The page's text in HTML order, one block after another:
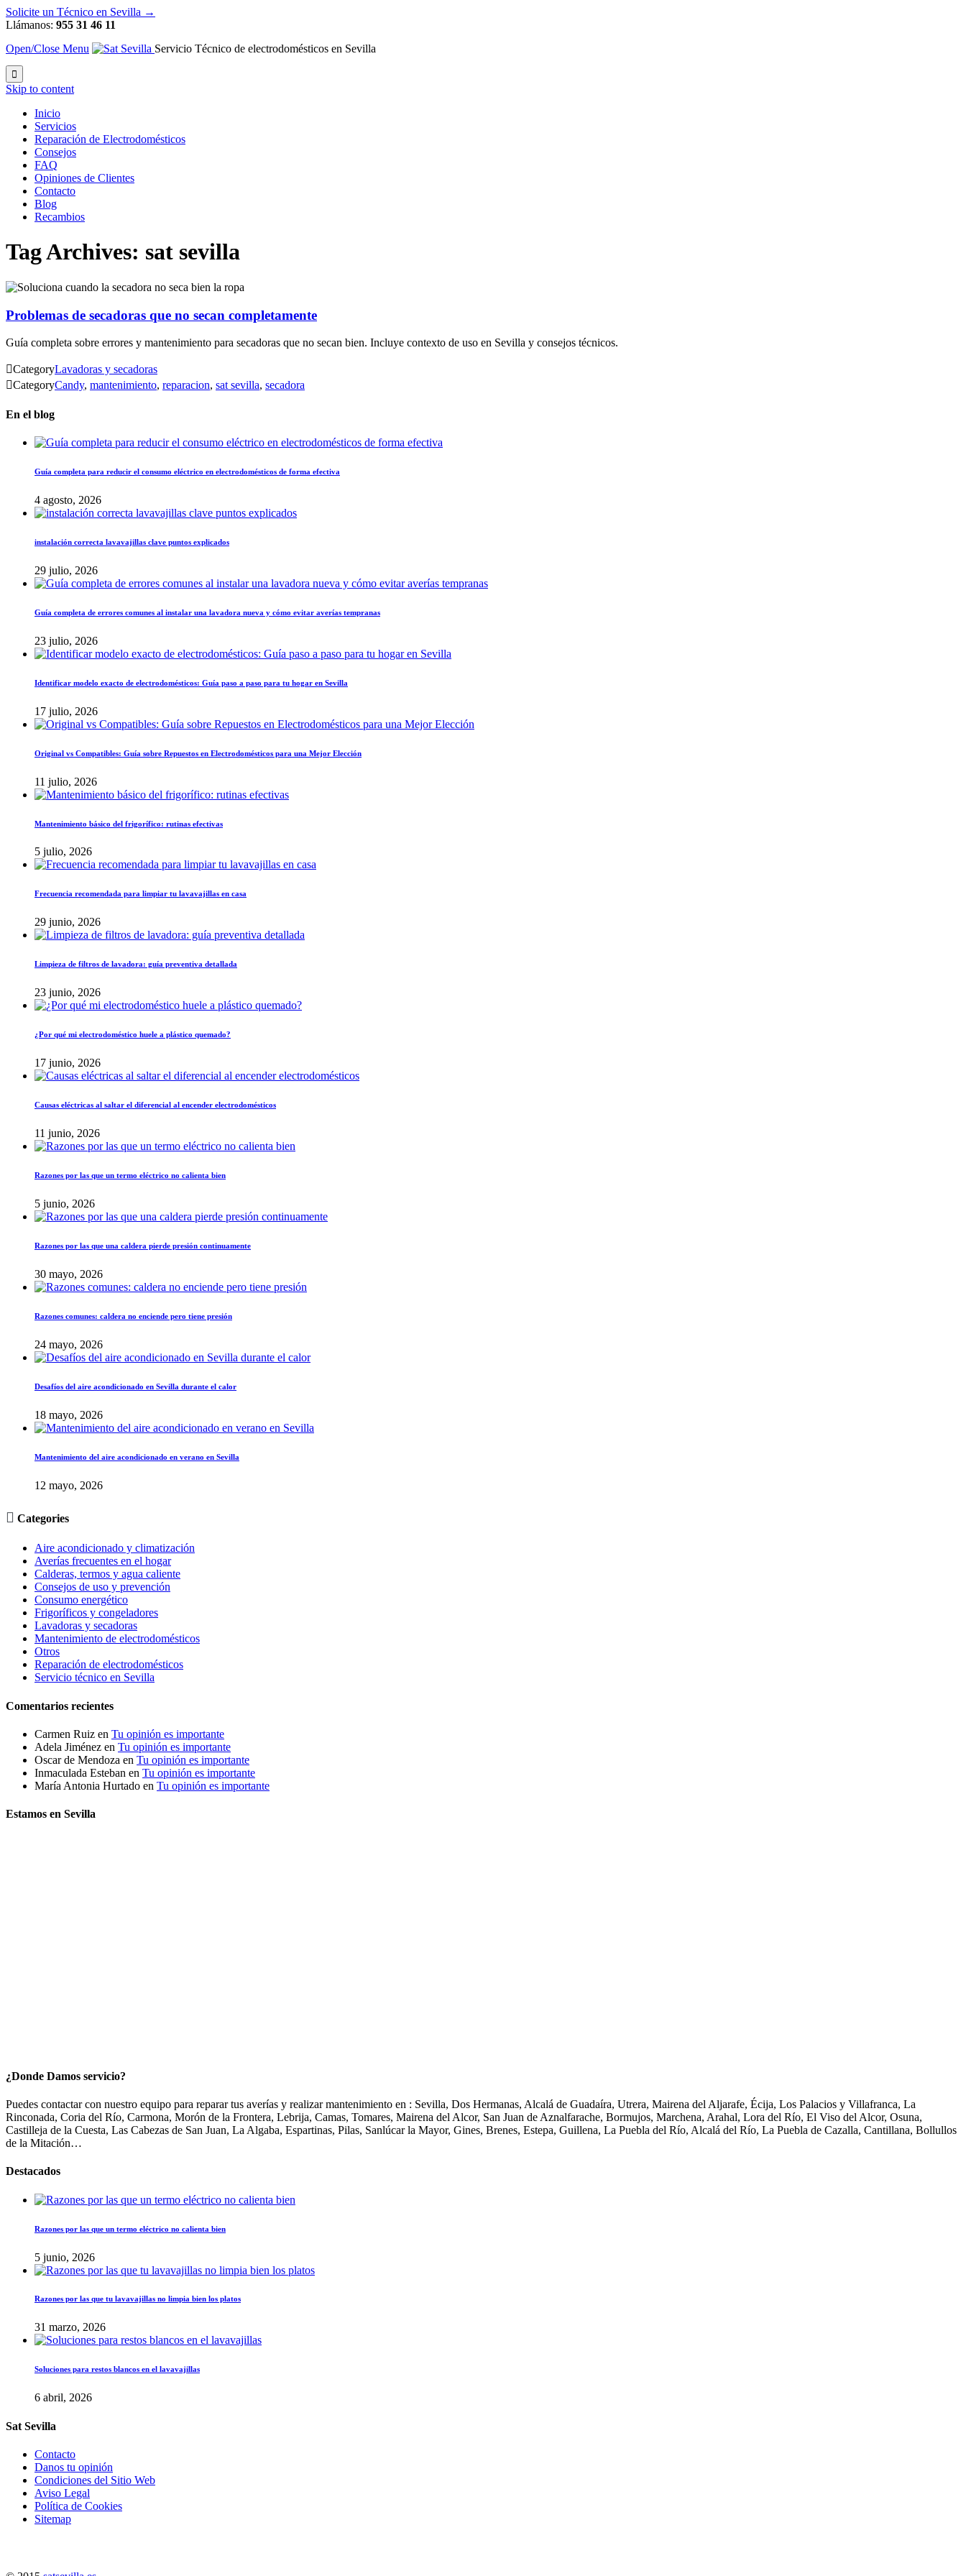
Solicite un Técnico en Sevilla →
Llámanos: 955 31 46 11
Open/Close Menu
Servicio Técnico de electrodomésticos en Sevilla

Skip to content
Inicio
Servicios
Reparación de Electrodomésticos
Consejos
FAQ
Opiniones de Clientes
Contacto
Blog
Recambios
Tag Archives: sat sevilla
Problemas de secadoras que no secan completamente
Guía completa sobre errores y mantenimiento para secadoras que no secan bien. Incluye contexto de uso en Sevilla y consejos técnicos.
CategoryLavadoras y secadoras
CategoryCandy, mantenimiento, reparacion, sat sevilla, secadora
En el blog
Guía completa para reducir el consumo eléctrico en electrodomésticos de forma efectiva
4 agosto, 2026
instalación correcta lavavajillas clave puntos explicados
29 julio, 2026
Guía completa de errores comunes al instalar una lavadora nueva y cómo evitar averías tempranas
23 julio, 2026
Identificar modelo exacto de electrodomésticos: Guía paso a paso para tu hogar en Sevilla
17 julio, 2026
Original vs Compatibles: Guía sobre Repuestos en Electrodomésticos para una Mejor Elección
11 julio, 2026
Mantenimiento básico del frigorífico: rutinas efectivas
5 julio, 2026
Frecuencia recomendada para limpiar tu lavavajillas en casa
29 junio, 2026
Limpieza de filtros de lavadora: guía preventiva detallada
23 junio, 2026
¿Por qué mi electrodoméstico huele a plástico quemado?
17 junio, 2026
Causas eléctricas al saltar el diferencial al encender electrodomésticos
11 junio, 2026
Razones por las que un termo eléctrico no calienta bien
5 junio, 2026
Razones por las que una caldera pierde presión continuamente
30 mayo, 2026
Razones comunes: caldera no enciende pero tiene presión
24 mayo, 2026
Desafíos del aire acondicionado en Sevilla durante el calor
18 mayo, 2026
Mantenimiento del aire acondicionado en verano en Sevilla
12 mayo, 2026
 Categories
Aire acondicionado y climatización
Averías frecuentes en el hogar
Calderas, termos y agua caliente
Consejos de uso y prevención
Consumo energético
Frigoríficos y congeladores
Lavadoras y secadoras
Mantenimiento de electrodomésticos
Otros
Reparación de electrodomésticos
Servicio técnico en Sevilla
Comentarios recientes
Carmen Ruiz en Tu opinión es importante
Adela Jiménez en Tu opinión es importante
Oscar de Mendoza en Tu opinión es importante
Inmaculada Esteban en Tu opinión es importante
María Antonia Hurtado en Tu opinión es importante
Estamos en Sevilla
¿Donde Damos servicio?
Puedes contactar con nuestro equipo para reparar tus averías y realizar mantenimiento en : Sevilla, Dos Hermanas, Alcalá de Guadaíra, Utrera, Mairena del Aljarafe, Écija, Los Palacios y Villafranca, La
Rinconada, Coria del Río, Carmona, Morón de la Frontera, Lebrija, Camas, Tomares, Mairena del Alcor, San Juan de Aznalfarache, Bormujos, Marchena, Arahal, Lora del Río, El Viso del Alcor, Osuna,
Castilleja de la Cuesta, Las Cabezas de San Juan, La Algaba, Espartinas, Pilas, Sanlúcar la Mayor, Gines, Brenes, Estepa, Guillena, La Puebla del Río, Alcalá del Río, La Puebla de Cazalla, Cantillana, Bollullos
de la Mitación…
Destacados
Razones por las que un termo eléctrico no calienta bien
5 junio, 2026
Razones por las que tu lavavajillas no limpia bien los platos
31 marzo, 2026
Soluciones para restos blancos en el lavavajillas
6 abril, 2026
Sat Sevilla
Contacto
Danos tu opinión
Condiciones del Sitio Web
Aviso Legal
Política de Cookies
Sitemap